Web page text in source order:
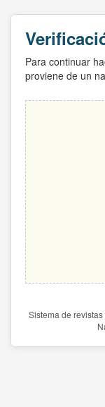
Para continuar
proviene de un
Sistema de